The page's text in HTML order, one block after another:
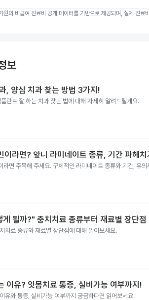
원의 비급여 진료비 공개 데이터를 기반으로 제공되며, 실제 진
보
, 양심 치과 찾는 방법 3가지!
란트 잘 하는 치과 찾는 법에 대해 자세히 알려드릴게요.
이라면? 앞니 라미네이트 종류, 기간 파헤치
라면 주목해 주세요. 구체적인 라미네이트 종류와 기간, 유
될까?" 충치치료 종류부터 재료별 장단점
치료 종류와 재료별 장단점에 대해 알아보세요.
이유? 잇몸치료 통증, 실비가능 여부까지!
유와 통증, 실비가능 여부까지 궁금하다면 읽어보세요.